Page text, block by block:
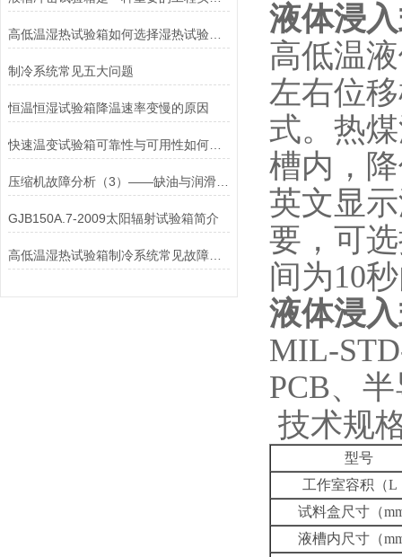
高低温湿热试验箱如何选择湿热试验类型？
制冷系统常见五大问题
恒温恒湿试验箱降温速率变慢的原因
快速温变试验箱可靠性与可用性如何区分
压缩机故障分析（3）——缺油与润滑不足
GJB150A.7-2009太阳辐射试验箱简介
高低温湿热试验箱制冷系统常见故障分析
液体浸
高低温
左右位
式。热
槽内，
英文显
要，可
间为10
液体浸
MIL-
PCB、
技术规
型号
工作室容积（L
试料盒尺寸（
液槽内尺寸（